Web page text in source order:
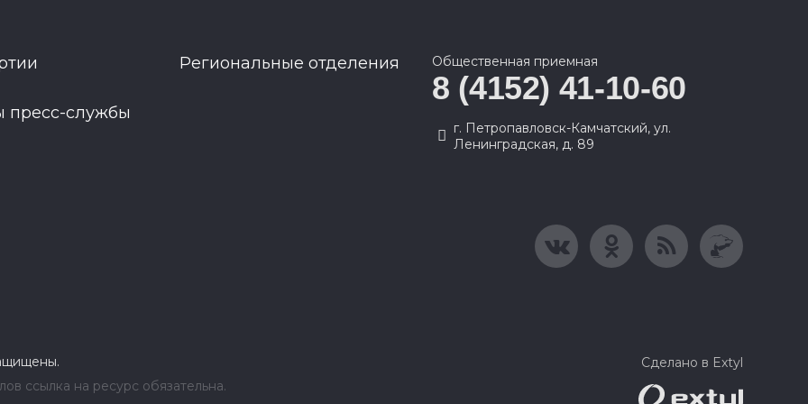
Региональные отделения
пресс-службы
Общественная приемная
8 (4152) 41-10-60
г. Петропавловск-Камчатский, ул.
Ленинградская, д. 89
ссылка на ресурс обязательна.
Сделано в Extyl